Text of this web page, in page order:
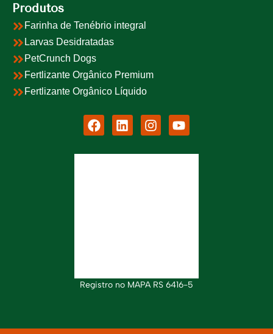
Produtos
Farinha de Tenébrio integral
Larvas Desidratadas
PetCrunch Dogs
Fertlizante Orgânico Premium
Fertlizante Orgânico Líquido
Registro no MAPA RS 6416-5